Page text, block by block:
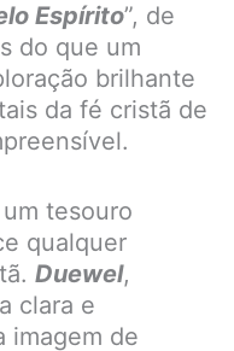
Espírito”, de
do que um
brilhante
da fé cristã de
tesouro
qualquer
Duewel,
clara e
imagem de